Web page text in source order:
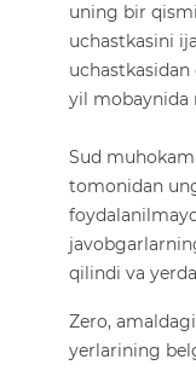
uning bir
uchastkasini
yil mobaynida
Sud
tomonidan
qilindi va
Zero,
yerlarining